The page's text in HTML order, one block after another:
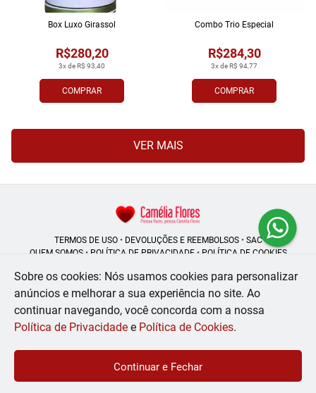
COMPRAR
3x de R$ 93,40
R$280,20
Box Luxo Girassol
COMPRAR
3x de R$ 94,77
R$284,30
Combo Trio Especial
VER MAIS
TERMOS DE USO• DEVOLUÇÕES E REEMBOLSOS• SAC
QUEM SOMOS• POLÍTICA DE PRIVACIDADE• POLÍTICA DE COOKIES
Camélia Flores | CNPJ: 08.250.956/0001-53
Rua do Rosário - 164, Centro - Rio de Janeiro - RJ - 20041-002
© 2024-2026 - Todos os direitos reservados - Desenvolvido por
Sobre os cookies: Nós usamos cookies para personalizar
anúncios e melhorar a sua experiência no site. Ao
continuar navegando, você concorda com a nossa
Política de Privacidade e Política de Cookies.
Continuar e Fechar